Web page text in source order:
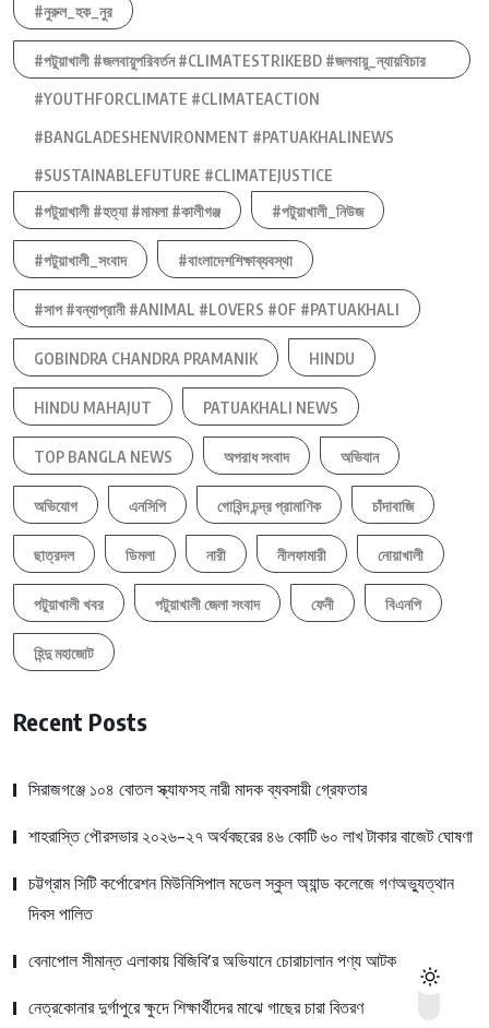
#নুরুল_হক_নুর
#পটুয়াখালী #জলবায়ুপরিবর্তন #CLIMATESTRIKEBD #জলবায়ু_ন্যায়বিচার
#YOUTHFORCLIMATE #CLIMATEACTION
#BANGLADESHENVIRONMENT #PATUAKHALINEWS
#SUSTAINABLEFUTURE #CLIMATEJUSTICE
#পটুয়াখালী #হত্যা #মামলা #কালীগঞ্জ
#পটুয়াখালী_নিউজ
#পটুয়াখালী_সংবাদ #বাংলাদেশশিক্ষাব্যবস্থা
#সাপ #বন্যাপ্রানী #ANIMAL #LOVERS #OF #PATUAKHALI
GOBINDRA CHANDRA PRAMANIK HINDU
HINDU MAHAJUT PATUAKHALI NEWS
TOP BANGLA NEWS অপরাধ সংবাদ অভিযান
অভিযোগ এনসিপি গোবিন্দ চন্দ্র প্রামাণিক চাঁদাবাজি
ছাত্রদল ডিমলা নারী নীলফামারী নোয়াখালী
পটুয়াখালী খবর পটুয়াখালী জেলা সংবাদ ফেনী বিএনপি
হিন্দু মহাজোট
Recent Posts
সিরাজগঞ্জে ১০৪ বোতল স্ক্যাফসহ নারী মাদক ব্যবসায়ী গ্রেফতার
শাহরাস্তি পৌরসভার ২০২৬-২৭ অর্থবছরের ৪৬ কোটি ৬০ লাখ টাকার বাজেট ঘোষণা
চট্টগ্রাম সিটি কর্পোরেশন মিউনিসিপাল মডেল স্কুল অ্যান্ড কলেজে গণঅভ্যুত্থান
দিবস পালিত
বেনাপোল সীমান্ত এলাকায় বিজিবি’র অভিযানে চোরাচালান পণ্য আটক
নেত্রকোনার দুর্গাপুরে ক্ষুদে শিক্ষার্থীদের মাঝে গাছের চারা বিতরণ